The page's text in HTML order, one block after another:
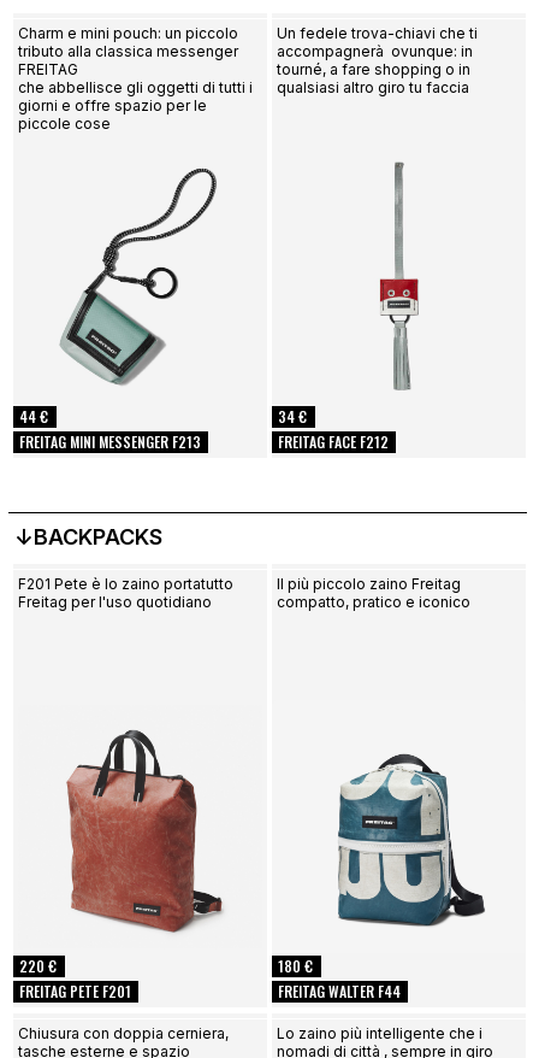
FREITAG MINI MESSENGER F213
44 €
Charm e mini pouch: un piccolo
tributo alla classica messenger
FREITAG
che abbellisce gli oggetti di tutti i
giorni e offre spazio per le
piccole cose
FREITAG FACE F212
34 €
Un fedele trova-chiavi che ti
accompagnerà ovunque: in
tourné, a fare shopping o in
qualsiasi altro giro tu faccia
↓BACKPACKS
FREITAG PETE F201
220 €
F201 Pete è lo zaino portatutto
Freitag per l'uso quotidiano
FREITAG WALTER F44
180 €
Il più piccolo zaino Freitag
compatto, pratico e iconico
Chiusura con doppia cerniera,
tasche esterne e spazio
Lo zaino più intelligente che i
nomadi di città , sempre in giro